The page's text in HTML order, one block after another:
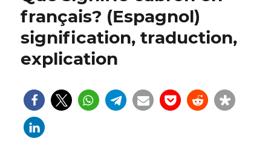
français? (Espagnol)
signification, traduction,
explication